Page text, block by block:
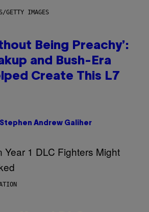
GETTY IMAGES
Being Preachy’:
and Bush-Era
Create This L7
Stephen Andrew Galiher